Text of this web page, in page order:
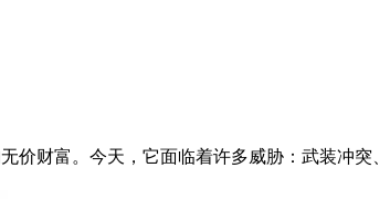
价财富。今天，它面临着许多威胁：武装冲突